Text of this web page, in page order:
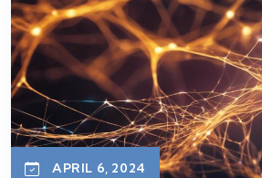
APRIL 6, 2024